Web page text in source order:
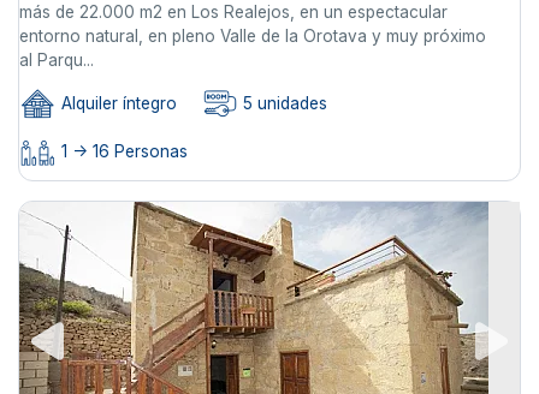
más de 22.000 m2 en Los Realejos, en un espectacular
entorno natural, en pleno Valle de la Orotava y muy próximo
al Parqu...
Alquiler íntegro 5 unidades
1 -> 16 Personas